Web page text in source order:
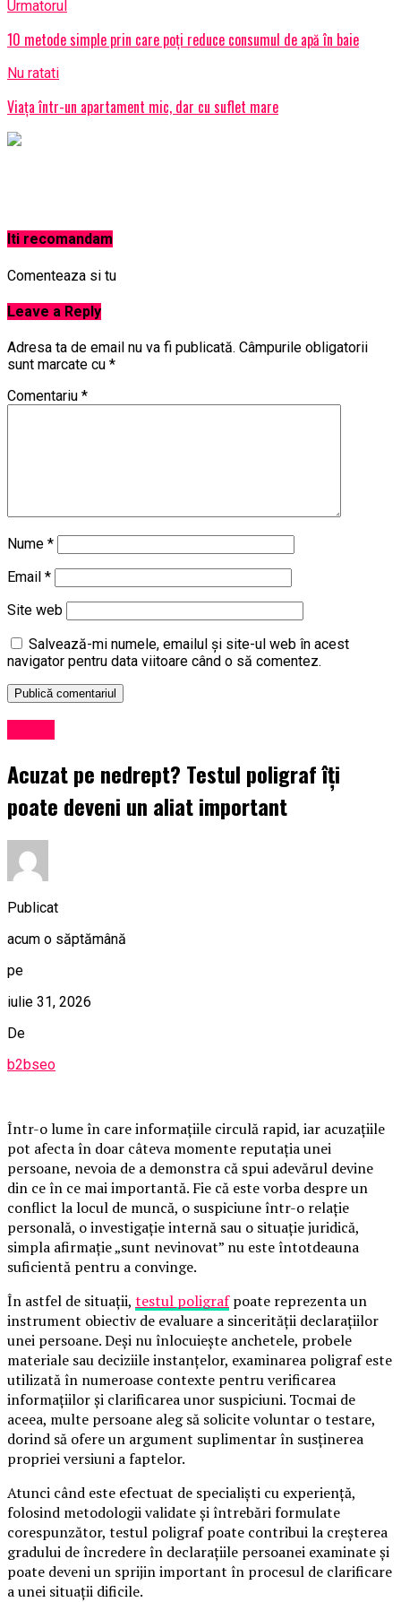
Urmatorul
10 metode simple prin care poți reduce consumul de apă în baie
Nu ratati
Viața într-un apartament mic, dar cu suflet mare
Iti recomandam
Comenteaza si tu
Leave a Reply
Adresa ta de email nu va fi publicată. Câmpurile obligatorii
sunt marcate cu *
Comentariu *
Nume *
Email *
Site web
Salvează-mi numele, emailul și site-ul web în acest
navigator pentru data viitoare când o să comentez.
Acuzat pe nedrept? Testul poligraf îţi
poate deveni un aliat important
Publicat
acum o săptămână
pe
iulie 31, 2026
De
b2bseo
Într-o lume în care informațiile circulă rapid, iar acuzațiile
pot afecta în doar câteva momente reputația unei
persoane, nevoia de a demonstra că spui adevărul devine
din ce în ce mai importantă. Fie că este vorba despre un
conflict la locul de muncă, o suspiciune într-o relație
personală, o investigație internă sau o situație juridică,
simpla afirmație „sunt nevinovat” nu este întotdeauna
suficientă pentru a convinge.
În astfel de situații, testul poligrafpoate reprezenta un
instrument obiectiv de evaluare a sincerității declarațiilor
unei persoane. Deși nu înlocuiește anchetele, probele
materiale sau deciziile instanțelor, examinarea poligraf este
utilizată în numeroase contexte pentru verificarea
informațiilor și clarificarea unor suspiciuni. Tocmai de
aceea, multe persoane aleg să solicite voluntar o testare,
dorind să ofere un argument suplimentar în susținerea
propriei versiuni a faptelor.
Atunci când este efectuat de specialiști cu experiență,
folosind metodologii validate și întrebări formulate
corespunzător, testul poligraf poate contribui la creșterea
gradului de încredere în declarațiile persoanei examinate și
poate deveni un sprijin important în procesul de clarificare
a unei situații dificile.